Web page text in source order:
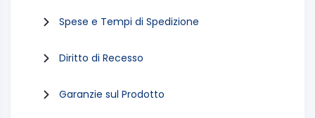
Spese e Tempi di Spedizione
Diritto di Recesso
Garanzie sul Prodotto